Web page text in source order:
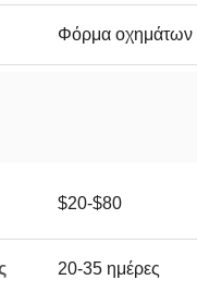
Φόρμα οχημάτων
$20-$80
20-35 ημέρες